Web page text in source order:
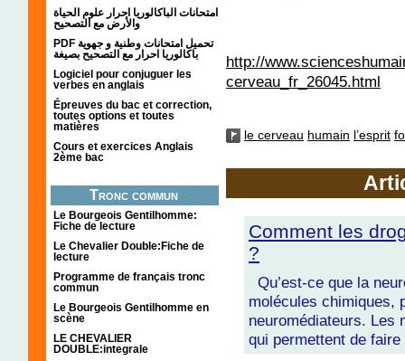
امتحانات الباكالوريا احرار علوم الحياة
والأرض مع التصحيح
PDF تحميل امتحانات وطنية و جهوية
باكالوريا احرار مع التصحيح بصيغة
Logiciel pour conjuguer les
verbes en anglais
Épreuves du bac et correction,
toutes options et toutes
matières
Cours et exercices Anglais
2ème bac
Tronc commun
Le Bourgeois Gentilhomme:
Fiche de lecture
Le Chevalier Double:Fiche de
lecture
Programme de français tronc
commun
Le Bourgeois Gentilhomme en
scène
LE CHEVALIER
DOUBLE:integrale
http://
cerveau_fr_26045.html
le cerveau humain l’esprit
Comment les
?
Qu’est-ce que la
molécules chimiques,
neuromédiateurs. Les
qui permettent de